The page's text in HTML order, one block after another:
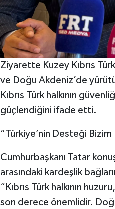
Ziyarette Kuzey Kıbrıs
ve Doğu Akdeniz’de
Kıbrıs Türk halkının
güçlendiğini ifade etti.
“Türkiye’nin Desteği Bizim
Cumhurbaşkanı Tatar
arasındaki kardeşlik
“Kıbrıs Türk halkının
son derece önemlidir.